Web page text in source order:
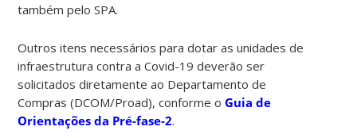
também pelo SPA.
Outros itens necessários para dotar as unidades de
infraestrutura contra a Covid-19 deverão ser
solicitados diretamente ao Departamento de
Compras (DCOM/Proad), conforme oGuia de
Orientações da Pré-fase-2.